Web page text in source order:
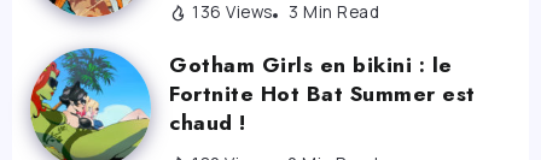
136 Views 3 Min Read
Gotham Girls en bikini : le
Fortnite Hot Bat Summer est
chaud !